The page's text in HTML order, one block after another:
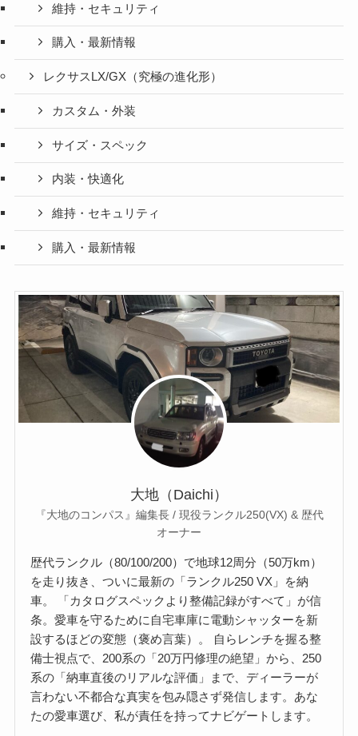
維持・セキュリティ
購入・最新情報
レクサスLX/GX（究極の進化形）
カスタム・外装
サイズ・スペック
内装・快適化
維持・セキュリティ
購入・最新情報
大地（Daichi）
『大地のコンパス』編集長 / 現役ランクル250(VX) & 歴代
オーナー
歴代ランクル（80/100/200）で地球12周分（50万km）
を走り抜き、ついに最新の「ランクル250 VX」を納
車。 「カタログスペックより整備記録がすべて」が信
条。愛車を守るために自宅車庫に電動シャッターを新
設するほどの変態（褒め言葉）。 自らレンチを握る整
備士視点で、200系の「20万円修理の絶望」から、250
系の「納車直後のリアルな評価」まで、ディーラーが
言わない不都合な真実を包み隠さず発信します。あな
たの愛車選び、私が責任を持ってナビゲートします。